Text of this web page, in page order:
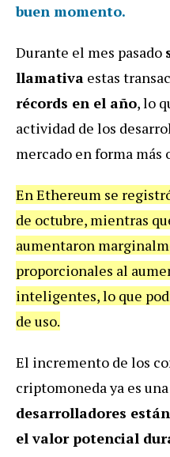
buen momento.
Durante el mes pasado
llamativa estas
récords en el año, lo
actividad de los
mercado en forma más
En Ethereum se
de octubre, mientras
aumentaron
proporcionales al
inteligentes, lo que
de uso.
El incremento de los
criptomoneda ya es
desarrolladores
el valor potencial